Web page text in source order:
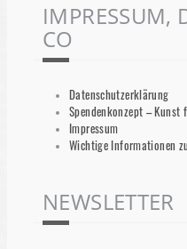
IMPRESSUM,
CO
Datenschutzerklärung
Spendenkonzept – Kunst
Impressum
Wichtige Informationen
NEWSLETTER